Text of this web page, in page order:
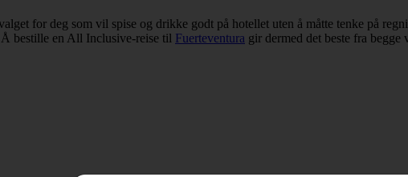
for deg som vil spise og drikke godt på hotellet uten å måtte tenke på
bestille en All Inclusive-reise til Fuerteventura gir dermed det beste fra